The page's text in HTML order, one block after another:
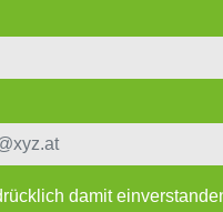
damit